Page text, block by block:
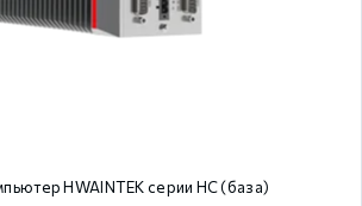
HWAINTEK серии HC (база)